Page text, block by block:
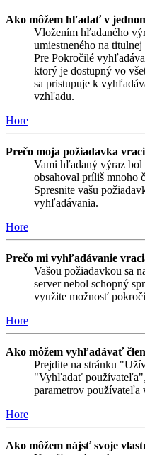
Ako môžem hľadať v
Vložením hľadaného
umiestneného na
Pre Pokročilé
ktorý je dostupný vo
sa pristupuje k
vzhľadu.
Hore
Prečo moja požiadavka
Vami hľadaný výraz bol
obsahoval príliš mnoho
Spresnite vašu
vyhľadávania.
Hore
Prečo mi vyhľadávanie
Vašou požiadavkou sa
server nebol schopný
využite možnosť
Hore
Ako môžem vyhľadávať
Prejdite na stránku
"Vyhľadať
parametrov
Hore
Ako môžem nájsť svoje